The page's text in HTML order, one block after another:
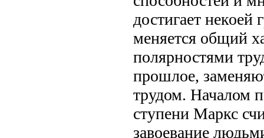
достигает
меняется общий
полярностями
прошлое,
трудом. Началом
ступени Маркс
завоевание